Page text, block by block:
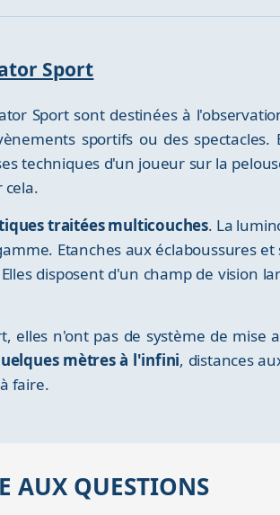
Sport
Sport sont destinées à
sportifs ou des spectacles.
techniques d'un joueur sur la
cela.
traitées multicouches. La
Etanches aux éclaboussures
disposent d'un champ de vision
elles n'ont pas de système de mise
mètres à l'infini, distances
faire.
AUX QUESTIONS